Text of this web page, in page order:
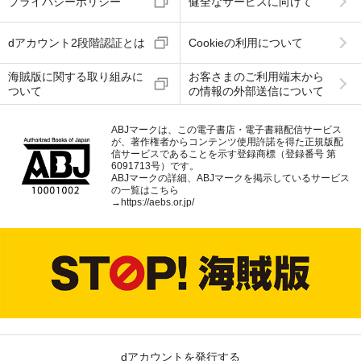
dアカウント2段階認証とは Cookieの利用について
海賊版に関する取り組みに
ついて
お客さまのご利用端末から
の情報の外部送信について
ABJマークは、この電子書店・電子書籍配信サービス
が、著作権者からコンテンツ使用許諾を得た正規版配
信サービスであることを示す登録商標（登録番号 第
6091713号）です。
ABJマークの詳細、ABJマークを掲示しているサービス
の一覧はこちら
→https://aebs.or.jp/
dアカウントを発行する